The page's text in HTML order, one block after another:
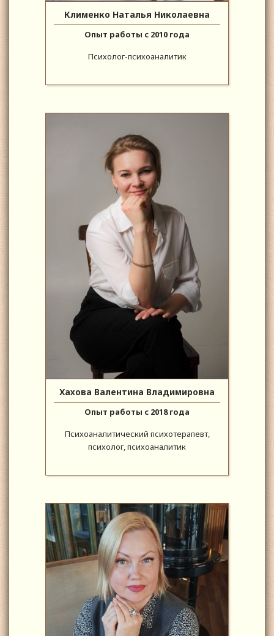
Клименко Наталья Николаевна
Опыт работы с 2010 года
Психолог-психоаналитик
Хахова Валентина Владимировна
Опыт работы с 2018 года
Психоаналитический психотерапевт,
психолог, психоаналитик